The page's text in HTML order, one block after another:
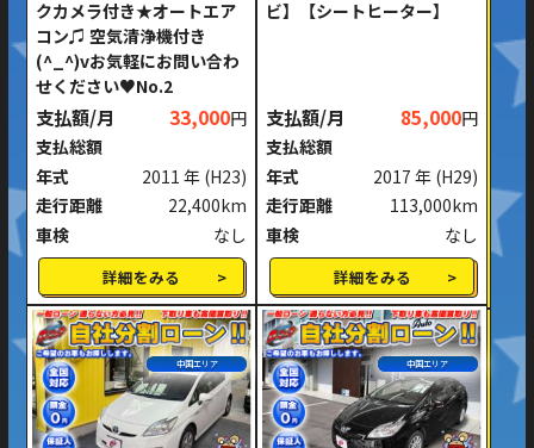
クカメラ付き★オートエア
コン♫ 空気清浄機付き
(^_^)vお気軽にお問い合わ
せください♥No.2
支払額/月 33,000円
支払総額
年式
2011 年 (H23)
走行距離
22,400km
車検
なし
詳細をみる
ビ】【シートヒーター】
支払額/月 85,000円
支払総額
年式
2017 年 (H29)
走行距離
113,000km
車検
なし
詳細をみる
中国エリア 中国エリア